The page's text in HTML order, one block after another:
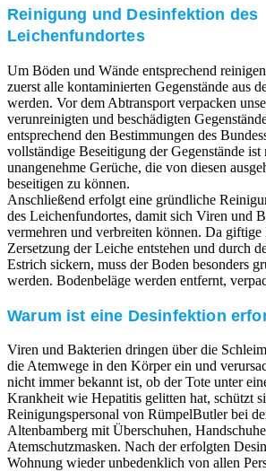
Reinigung und Desinfektion des
Leichenfundortes
Um Böden und Wände entsprechend
zuerst alle kontaminierten Gegenstände aus
werden. Vor dem Abtransport verpacken
verunreinigten und beschädigten
entsprechend den Bestimmungen des
vollständige Beseitigung der Gegenstände
unangenehme Gerüche, die von diesen
beseitigen zu können.
Anschließend erfolgt eine gründliche
des Leichenfundortes, damit sich Viren und
vermehren und verbreiten können. Da giftige
Zersetzung der Leiche entstehen und durch
Estrich sickern, muss der Boden besonders
werden. Bodenbeläge werden entfernt,
Warum ist eine Desinfektion
Viren und Bakterien dringen über die
die Atemwege in den Körper ein und
nicht immer bekannt ist, ob der Tote unter
Krankheit wie Hepatitis gelitten hat, schützt
Reinigungspersonal von RümpelButler bei
Altenbamberg mit Überschuhen,
Atemschutzmasken. Nach der erfolgten
Wohnung wieder unbedenklich von allen